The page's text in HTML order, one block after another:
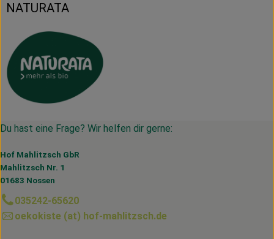
NATURATA
Du hast eine Frage? Wir helfen dir gerne:
Hof Mahlitzsch GbR
Mahlitzsch Nr. 1
01683 Nossen
035242-65620
oekokiste (at) hof-mahlitzsch.de